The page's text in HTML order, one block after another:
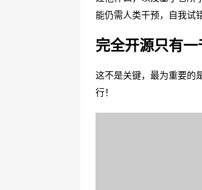
能仍需人类干预，自我试
完全开源只有
这不是关键，最为重要的
行！